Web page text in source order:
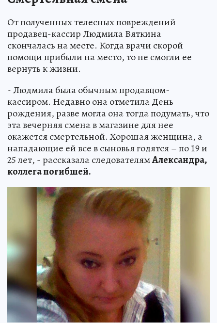
От полученных телесных повреждений
продавец-кассир Людмила Вяткина
скончалась на месте. Когда врачи скорой
помощи прибыли на место, то не смогли ее
вернуть к жизни.
- Людмила была обычным продавцом-
кассиром. Недавно она отметила День
рождения, разве могла она тогда подумать, что
эта вечерняя смена в магазине для нее
окажется смертельной. Хорошая женщина, а
нападающие ей все в сыновья годятся – по 19 и
25 лет, - рассказала следователямАлександра,
коллега погибшей.